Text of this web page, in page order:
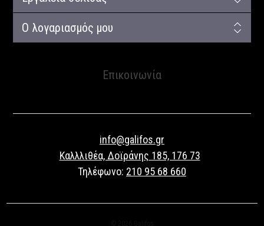
Ο λογαριασμός μου
Επικοινωνία
info@galifos.gr
Καλλλιθέα, Δοϊράνης 185, 176 73
Τηλέφωνο: 210 95 68 660